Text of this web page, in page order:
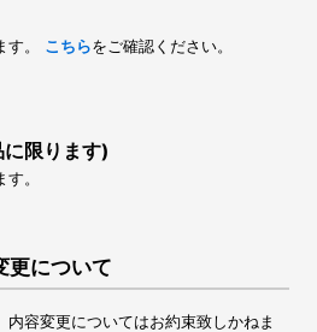
す。 こちらをご確認ください。
限ります)
。
更について
内容変更についてはお約束致しかねま